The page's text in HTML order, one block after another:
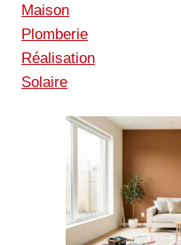
Maison
Plomberie
Réalisation
Solaire